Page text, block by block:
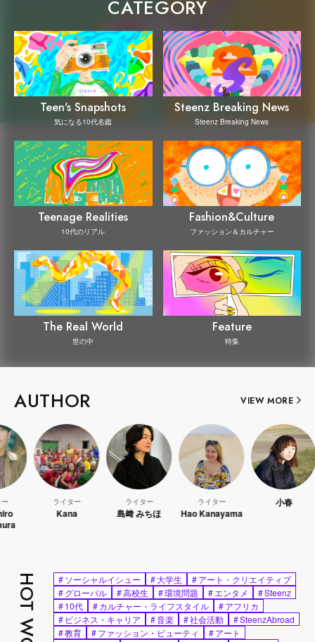
CATEGORY
Teen's Snapshots
気になる10代名鑑
Steenz Breaking News
Steenz Breaking News
Teenage Realities
10代のリアル
Fashion&Culture
ファッション＆カルチャー
The Real World
世の中
Feature
特集
AUTHOR VIEW MORE
ライター ライター
島﨑 みちほ
ライター
Hao Kanayama
#ソーシャルイシュー #大学生 #アート・クリエイティブ
#グローバル #高校生 #環境問題 #エンタメ #Steenz
#10代 #カルチャー・ライフスタイル #アフリカ
# ビジネス・キャリア #音楽 #社会活動 #SteenzAbroad
#教育 #ファッション・ビューティ #アート